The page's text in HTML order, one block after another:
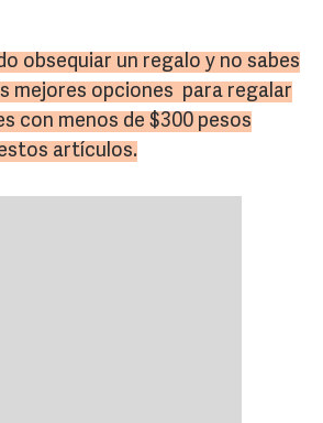
obsequiar un regalo y no sabes
mejores opciones para regalar
con menos de $300 pesos
artículos.